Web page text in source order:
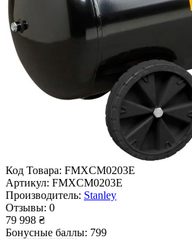
Код Товара: FMXCM0203E
Артикул: FMXCM0203E
Производитель: Stanley
Отзывы: 0
79 998 ₴
Бонусные баллы: 799